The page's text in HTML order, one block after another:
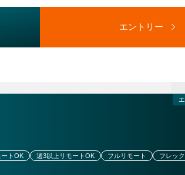
擦」を拾い上げ、制度設計（中長期課題）へフ
ント（ひな形・ガイドライン）の整備、レビュ
用ルールの確立がミッションです。
の大型ディールとリスクマネジメントを統括し
示する職務内容へ変更することがあります
エントリー
トOK 週3以上リモートOK フルリモート フレッ